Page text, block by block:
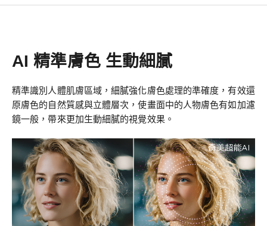
AI 精準膚色 生動細膩
精準識別人體肌膚區域，細膩強化膚色處理的準確度，有效還
原膚色的自然質感與立體層次，使畫面中的人物膚色有如加濾
鏡一般，帶來更加生動細膩的視覺效果。